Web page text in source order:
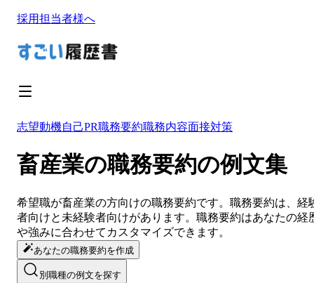
採用担当者様へ
志望動機自己PR職務要約職務内容面接対策
畜産業の職務要約の例文集
希望職が畜産業の方向けの職務要約です。 職務要約は、経
者向けと未経験者向けがあります。 職務要約はあなたの経
や強みに合わせてカスタマイズできます。
あなたの職務要約を作成
別職種の例文を探す